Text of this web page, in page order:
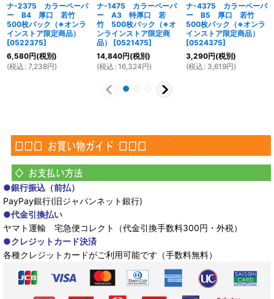
ナ-2375 カラーペーパ
ー B4 厚口 若竹
500枚パック（※オンラ
インストア限定商品）
[0522375]
6,580円(税別)
(税込 : 7,238円)
ナ-1475 カラーペーパ
ー A3 特厚口 若
竹 500枚パック（※オ
ンラインストア限定商
品）
[0521475]
14,840円(税別)
(税込 : 16,324円)
ナ-4375 カラーペーパ
ー B5 厚口 若竹
500枚パック（※オンラ
インストア限定商品）
[0524375]
3,290円(税別)
(税込 : 3,619円)
●銀行振込（前払）
PayPay銀行(旧ジャパンネット銀行)
●代金引換払い
ヤマト運輸 宅急便コレクト（代金引換手数料300円・外税）
●クレジットカード決済
各種クレジットカードがご利用可能です（手数料無料）